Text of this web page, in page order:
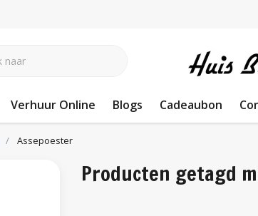
Verhuur Online Blogs Cadeaubon
Assepoester
Producten getagd